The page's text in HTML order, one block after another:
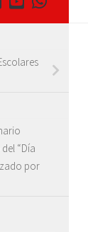
“Día
por